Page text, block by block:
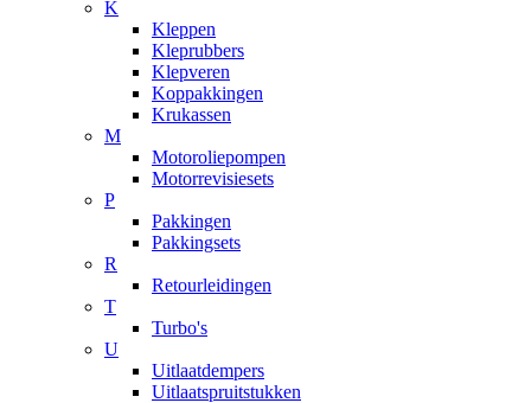
K
Kleppen
Kleprubbers
Klepveren
Koppakkingen
Krukassen
M
Motoroliepompen
Motorrevisiesets
P
Pakkingen
Pakkingsets
R
Retourleidingen
T
Turbo's
U
Uitlaatdempers
Uitlaatspruitstukken